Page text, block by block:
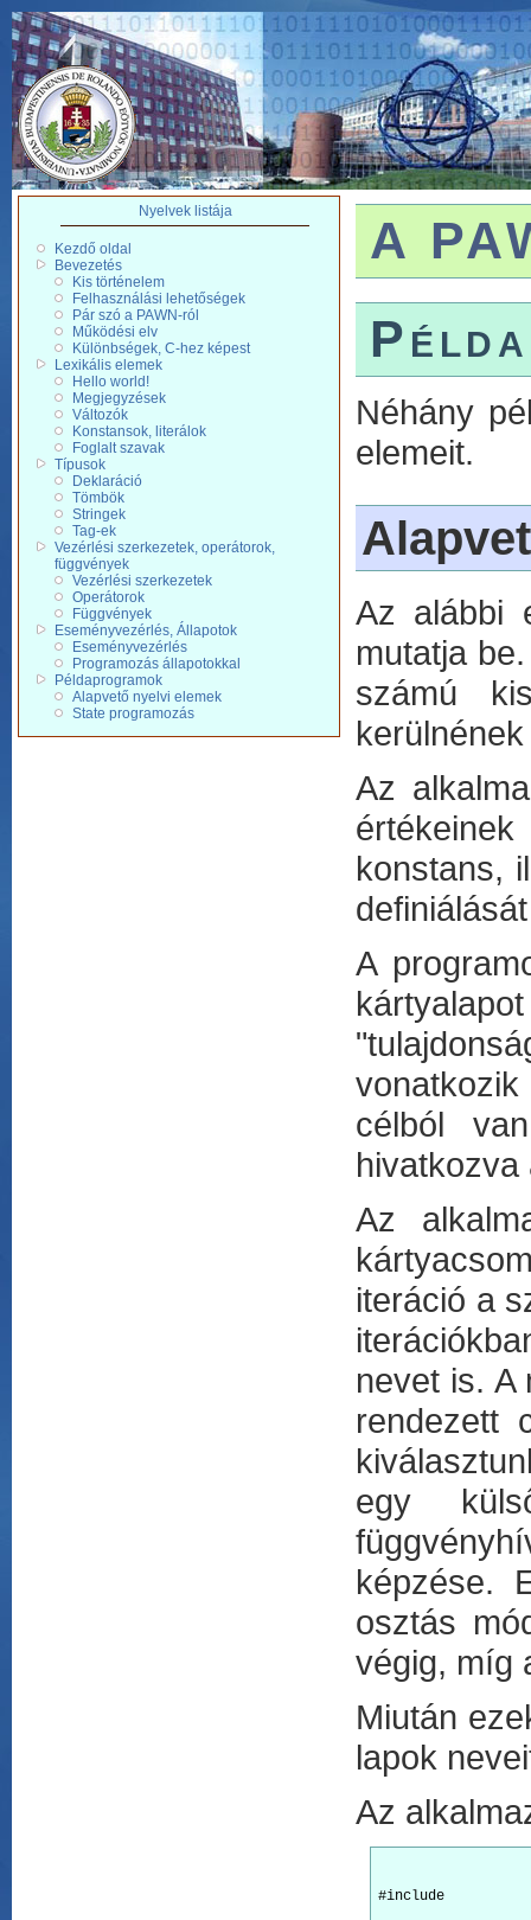
Nyelvek listája
Kezdő oldal
Bevezetés
Kis történelem
Felhasználási lehetőségek
Pár szó a PAWN-ról
Működési elv
Különbségek, C-hez képest
Lexikális elemek
Hello world!
Megjegyzések
Változók
Konstansok, literálok
Foglalt szavak
Típusok
Deklaráció
Tömbök
Stringek
Tag-ek
Vezérlési szerkezetek, operátorok,
függvények
Vezérlési szerkezetek
Operátorok
Függvények
Eseményvezérlés, Állapotok
Eseményvezérlés
Programozás állapotokkal
Példaprogramok
Alapvető nyelvi elemek
State programozás
A
Néhány
elemeit.
Az alábbi
mutatja
számú
Az
konstans,
A
célból
hivatkozva
Az
iteráció a
nevet is.
rendezett
egy
képzése.
osztás
végig, míg
Miután
lapok
Az
#include